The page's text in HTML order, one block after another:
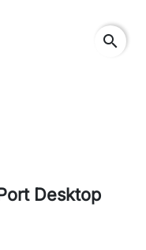
search
Desktop